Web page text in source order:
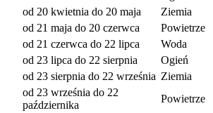
od 20 kwietnia do 20 maja
Ziemia
od 21 maja do 20 czerwca
Powietrze
od 21 czerwca do 22 lipca
Woda
od 23 lipca do 22 sierpnia
Ogień
od 23 sierpnia do 22 września Ziemia
od 23 września do 22
października
Powietrze